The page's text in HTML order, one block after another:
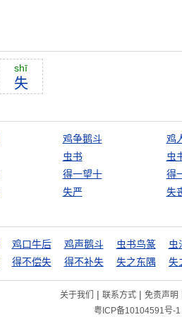
shī
失
鸡争鹅斗 鸡
虫书 虫
得一望十 得
失严 失
鸡口牛后 鸡声鹅斗 虫书鸟篆 虫
得不偿失 得不补失 失之东隅
关于我们 | 联系方式 | 免责声明
粤ICP备10104591号-1